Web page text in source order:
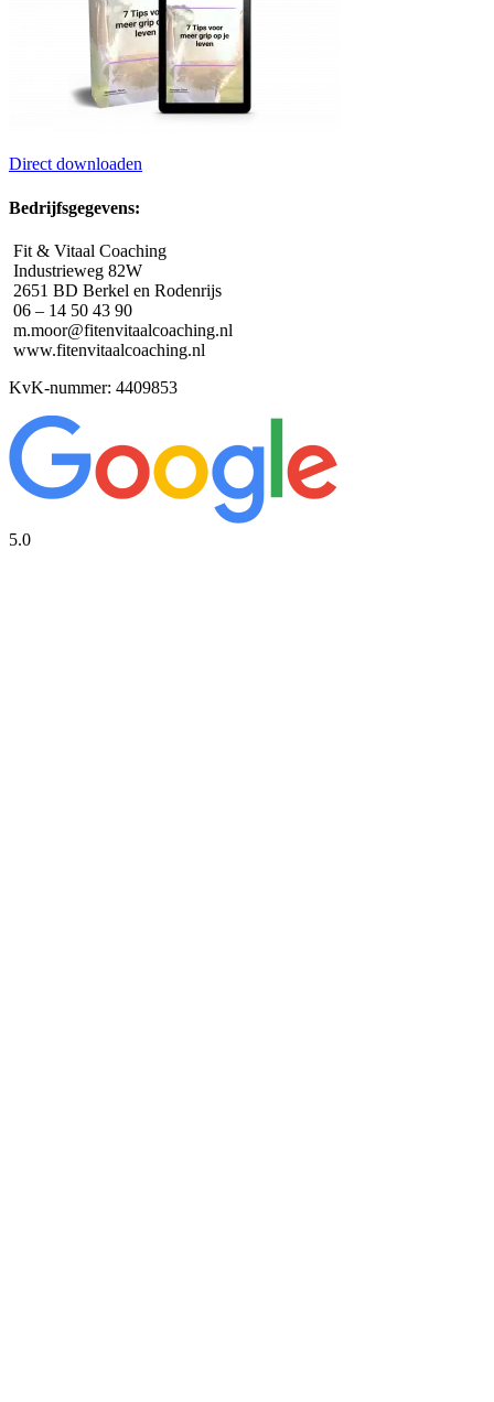
Direct downloaden
Bedrijfsgegevens:
Fit & Vitaal Coaching
Industrieweg 82W
2651 BD Berkel en Rodenrijs
06 – 14 50 43 90
m.moor@fitenvitaalcoaching.nl
www.fitenvitaalcoaching.nl
KvK-nummer: 4409853
5.0